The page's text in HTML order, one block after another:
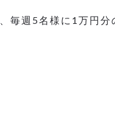
週5名様に1万円分